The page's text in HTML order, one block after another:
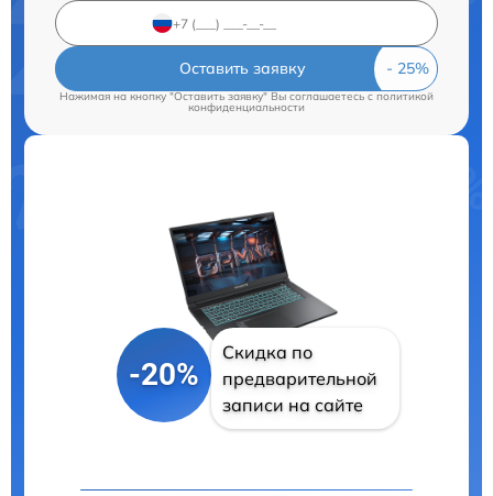
Оставить заявку
Нажимая на кнопку "Оставить заявку" Вы соглашаетесь cполитикой
конфиденциальности
-20%
Скидка по
предварительной
записи на сайте